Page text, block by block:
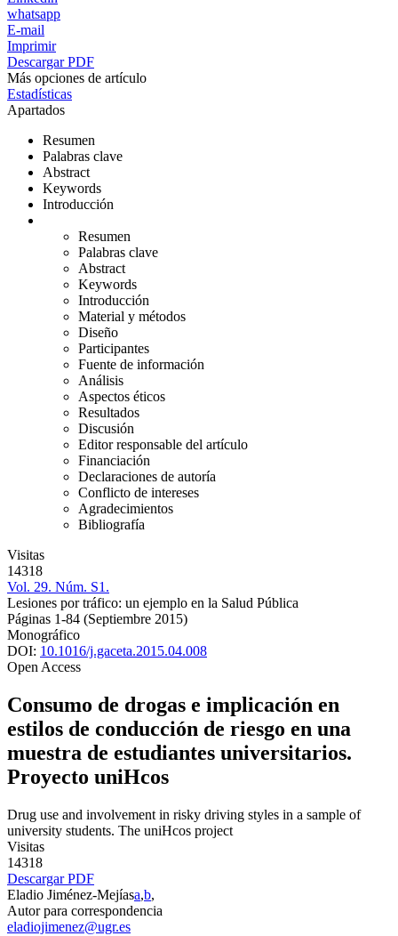
whatsapp
E-mail
Imprimir
Descargar PDF
Más opciones de artículo
Estadísticas
Apartados
Resumen
Palabras clave
Abstract
Keywords
Introducción
Resumen
Palabras clave
Abstract
Keywords
Introducción
Material y métodos
Diseño
Participantes
Fuente de información
Análisis
Aspectos éticos
Resultados
Discusión
Editor responsable del artículo
Financiación
Declaraciones de autoría
Conflicto de intereses
Agradecimientos
Bibliografía
Visitas
14318
Vol. 29. Núm. S1.
Lesiones por tráfico: un ejemplo en la Salud Pública
Páginas 1-84 (Septiembre 2015)
Monográfico
DOI: 10.1016/j.gaceta.2015.04.008
Open Access
Consumo de drogas e implicación en
estilos de conducción de riesgo en una
muestra de estudiantes universitarios.
Proyecto uniHcos
Drug use and involvement in risky driving styles in a sample of
university students. The uniHcos project
Visitas
14318
Descargar PDF
Eladio Jiménez-Mejíasa,b,
Autor para correspondencia
eladiojimenez@ugr.es